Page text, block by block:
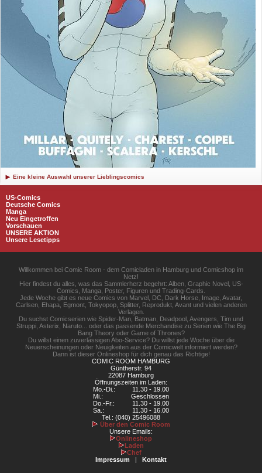
Eine kleine Auswahl unserer Lieblingscomics
US-Comics
Deutsche Comics
Manga
Neu Eingetroffen
Vorschauen
UNSERE AKTION
Unsere Lesetipps
Willkommen bei Comic Room - dem Comicladen in Hamburg und Comicshop im
Netz!
Hier findest du alles, was das Sammlerherz begehrt: Alben, Graphic Novel, US-
Comics, Manga, Poster, Figuren und Trading-Cards.
Jede Woche gibt es neue Comics von Marvel, DC, Dark Horse, Image, Avatar,
Carlsen, Ehapa, Egmont, Tokyopop, Splitter, Reprodukt, Avant und vielen anderen
Verlagen.
Du suchst Comicserien wie Spider-Man, Batman, Deadpool, Avengers, Tim und
Struppi, Asterix, Naruto... oder das passende Merchandise zu Serien wie The Big
Bang Theory oder Game of Thrones?
Du willst einen zuverlässigen Abo-Service? Du willst jede Woche über die
Neuerscheinungen oder Neuigkeiten aus der Comicwelt informiert werden?
Dann ist dieser Onlineshop für dich genau das Richtige!
COMIC ROOM HAMBURG
Güntherstr. 94
22087 Hamburg
Öffnungszeiten im Laden:
Mo.-Di.:
11.30 - 19.00
Mi.:
Geschlossen
Do.-Fr.:
11.30 - 19.00
Sa.:
11.30 - 16.00
Tel.: (040) 25496088
Über den Comic Room
Unsere Emails:
Onlineshop
Laden
Chef
Impressum | Kontakt